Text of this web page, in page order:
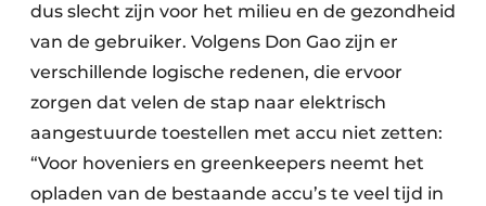
dus slecht zijn voor het milieu en de gezondheid
van de gebruiker. Volgens Don Gao zijn er
verschillende logische redenen, die ervoor
zorgen dat velen de stap naar elektrisch
aangestuurde toestellen met accu niet zetten:
“Voor hoveniers en greenkeepers neemt het
opladen van de bestaande accu’s te veel tijd in